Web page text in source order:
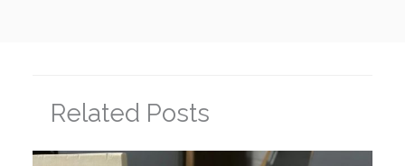
Related Posts